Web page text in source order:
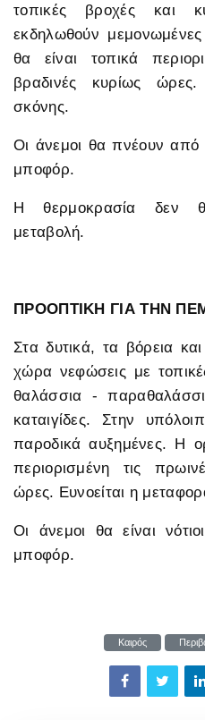
τοπικές βροχές και
εκδηλωθούν
θα είναι τοπικά
βραδινές κυρίως
σκόνης.
Οι άνεμοι θα πνέουν από
μποφόρ.
Η θερμοκρασία δεν
μεταβολή.
ΠΡΟΟΠΤΙΚΗ ΓΙΑ ΤΗΝ
Στα δυτικά, τα βόρεια
χώρα νεφώσεις με
θαλάσσια -
καταιγίδες. Στην
παροδικά αυξημένες. Η
περιορισμένη τις
ώρες. Ευνοείται η
Οι άνεμοι θα είναι
μποφόρ.
Καιρός